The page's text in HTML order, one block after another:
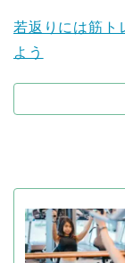
若返りには筋ト
よう